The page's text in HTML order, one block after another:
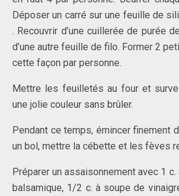
Déposer un carré sur une feuille de
. Recouvrir d’une cuillerée de purée
d’une autre feuille de filo. Former 2
cette façon par personne.
Mettre les feuilletés au four et
une jolie couleur sans brûler.
Pendant ce temps, émincer finement
un bol, mettre la cébette et les fèves
Préparer un assaisonnement avec 1
balsamique, 1/2 c. à soupe de